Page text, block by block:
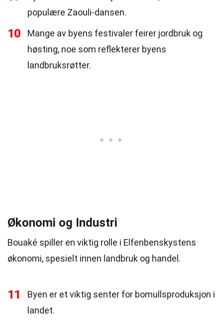
populære Zaouli-dansen.
10
Mange av byens festivaler feirer jordbruk og
høsting, noe som reflekterer byens
landbruksrøtter.
Økonomi og Industri
Bouaké spiller en viktig rolle i Elfenbenskystens
økonomi, spesielt innen landbruk og handel.
11
Byen er et viktig senter for bomullsproduksjon i
landet.